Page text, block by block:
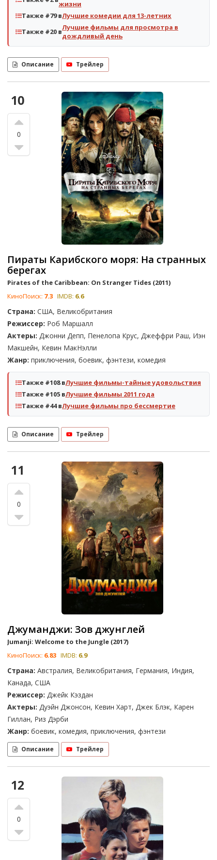
жизни
Также #79 вЛучшие комедии для 13-летних
Также #20 вЛучшие фильмы для просмотра в
дождливый день
Описание Трейлер
10
0
Пираты Карибского моря: На странных
берегах
Pirates of the Caribbean: On Stranger Tides (2011)
КиноПоиск: 7.3 IMDB: 6.6
Страна: США, Великобритания
Режиссер: Роб Маршалл
Актеры: Джонни Депп, Пенелопа Крус, Джеффри Раш, Иэн
Макшейн, Кевин МакНэлли
Жанр: приключения, боевик, фэнтези, комедия
Также #108 вЛучшие фильмы-тайные удовольствия
Также #105 вЛучшие фильмы 2011 года
Также #44 вЛучшие фильмы про бессмертие
Описание Трейлер
11
0
Джуманджи: Зов джунглей
Jumanji: Welcome to the Jungle (2017)
КиноПоиск: 6.83 IMDB: 6.9
Страна: Австралия, Великобритания, Германия, Индия,
Канада, США
Режиссер: Джейк Кэздан
Актеры: Дуэйн Джонсон, Кевин Харт, Джек Блэк, Карен
Гиллан, Риз Дэрби
Жанр: боевик, комедия, приключения, фэнтези
Описание Трейлер
12
0